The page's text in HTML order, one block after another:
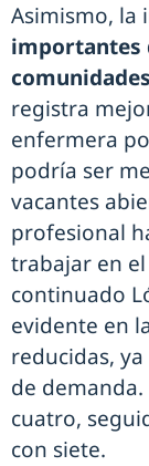
Asimismo, la
importantes
registra
enfermera
podría ser
vacantes
profesional
trabajar en
continuado
evidente en
reducidas,
de
cuatro,
con siete.